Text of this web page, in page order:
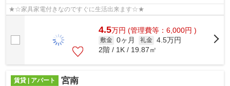
★☆家具家電付きなのですぐに生活出来ます☆★
4.5万円 (管理費等：6,000円 )
敷金 0ヶ月 礼金 4.5万円
2階 / 1K / 19.87㎡
賃貸 | アパート 宮南